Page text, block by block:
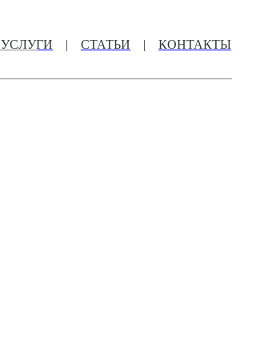
УСЛУГИ | СТАТЬИ |
КОНТАКТЫ